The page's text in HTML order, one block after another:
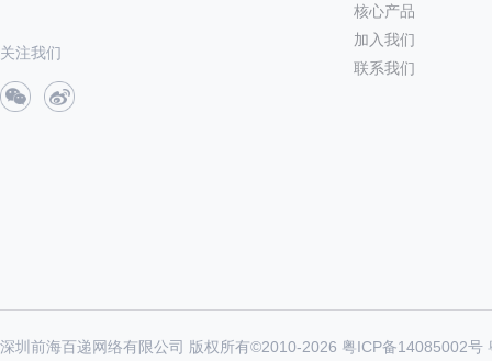
关注我们
核心产品
加入我们
联系我们
深圳前海百递网络有限公司 版权所有©2010-2026 粤ICP备14085002号